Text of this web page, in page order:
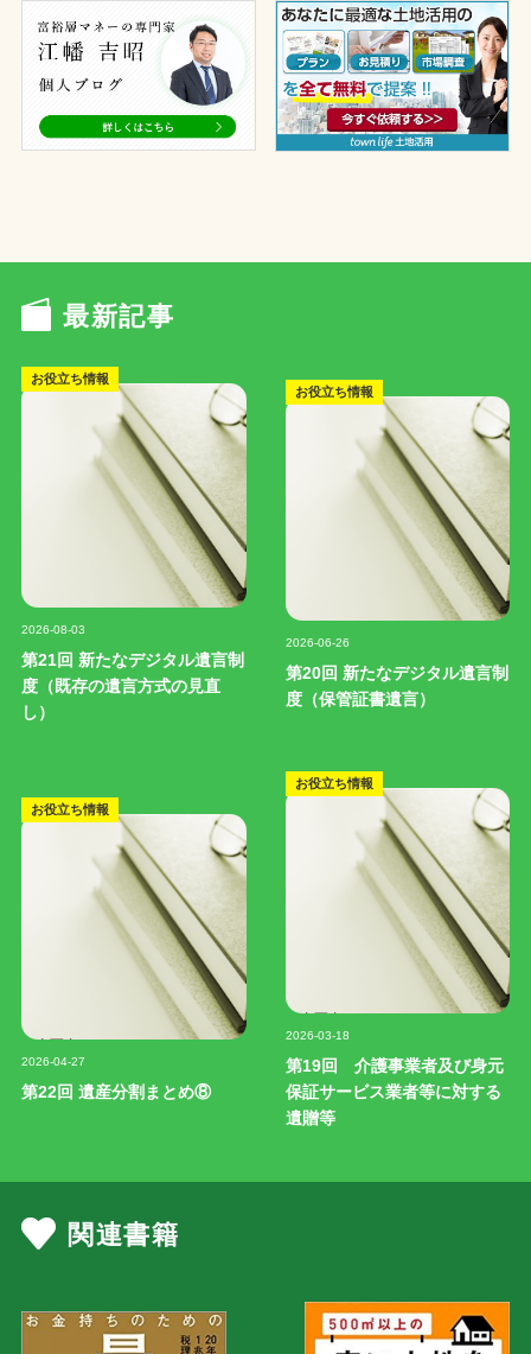
最新記事
お役立ち情報
2026-08-03
第21回 新たなデジタル遺言制
度（既存の遺言方式の見直
し）
お役立ち情報
2026-06-26
第20回 新たなデジタル遺言制
度（保管証書遺言）
お役立ち情報
2026-04-27
第22回 遺産分割まとめ⑧
お役立ち情報
2026-03-18
第19回 介護事業者及び身元
保証サービス業者等に対する
遺贈等
関連書籍